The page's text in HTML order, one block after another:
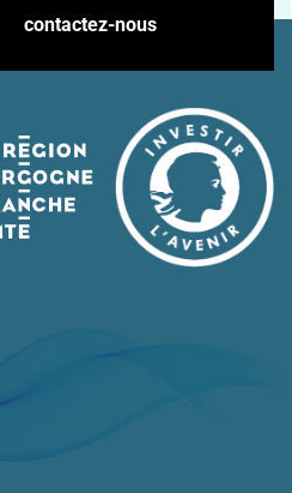
contactez-nous